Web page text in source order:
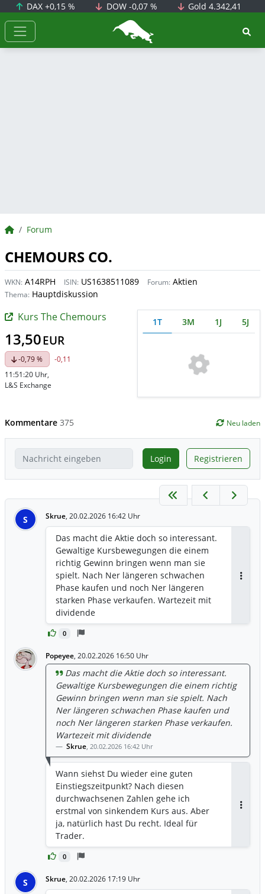
DAX+0,15 % DOW -0,07 % Gold4.342,41
BörsenNEWS.de
BörsenNEWS.de
Forum
CHEMOURS CO.
WKN: A14RPH ISIN: US1638511089 Forum: Aktien
Thema: Hauptdiskussion
Kurs The Chemours
13,50EUR
-0,79 %
-0,11
11:51:20 Uhr,
L&S Exchange
1T 3M 1J 5J
Kommentare 375 Neu laden
Login Registrieren
S Skrue, 20.02.2026 16:42 Uhr
0
Das macht die Aktie doch so interessant.
Gewaltige Kursbewegungen die einem
richtig Gewinn bringen wenn man sie
spielt. Nach Ner längeren schwachen
Phase kaufen und noch Ner längeren
starken Phase verkaufen. Wartezeit mit
dividende
Popeyee, 20.02.2026 16:50 Uhr
0
Das macht die Aktie doch so interessant.
Gewaltige Kursbewegungen die einem richtig
Gewinn bringen wenn man sie spielt. Nach
Ner längeren schwachen Phase kaufen und
noch Ner längeren starken Phase verkaufen.
Wartezeit mit dividende
Skrue, 20.02.2026 16:42 Uhr
Wann siehst Du wieder eine guten
Einstiegszeitpunkt? Nach diesen
durchwachsenen Zahlen gehe ich
erstmal von sinkendem Kurs aus. Aber
ja, natürlich hast Du recht. Ideal für
Trader.
S Skrue, 20.02.2026 17:19 Uhr